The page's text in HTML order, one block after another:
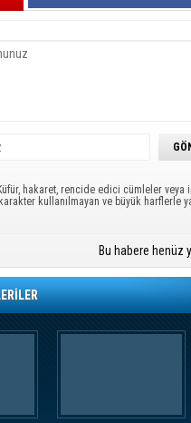
hakaret, rencide edici cümleler veya
kullanılmayan ve büyük harflerle
Bu habere henüz